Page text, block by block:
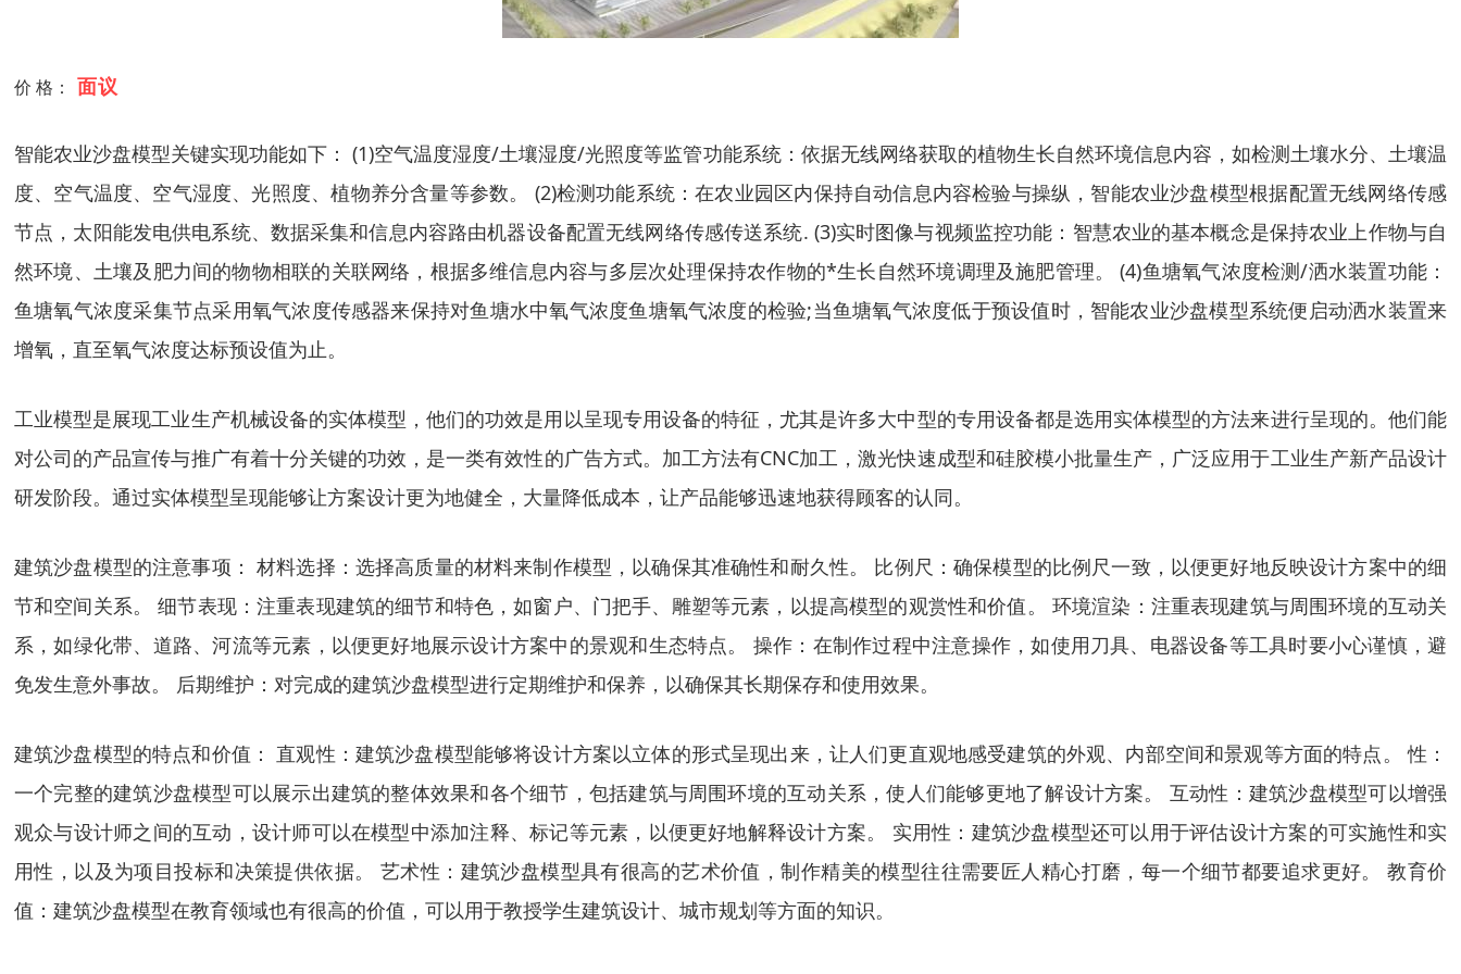
价 格： 面议
智能农业沙盘模型关键实现功能如下： (1)空气温度湿度/土壤湿度/光照度等监管功能系统：依据无线网络获取的植物生长自然环境信息内容，如检测土壤水分、土壤温
度、空气温度、空气湿度、光照度、植物养分含量等参数。 (2)检测功能系统：在农业园区内保持自动信息内容检验与操纵，智能农业沙盘模型根据配置无线网络传感
节点，太阳能发电供电系统、数据采集和信息内容路由机器设备配置无线网络传感传送系统. (3)实时图像与视频监控功能：智慧农业的基本概念是保持农业上作物与自
然环境、土壤及肥力间的物物相联的关联网络，根据多维信息内容与多层次处理保持农作物的*生长自然环境调理及施肥管理。 (4)鱼塘氧气浓度检测/洒水装置功能：
鱼塘氧气浓度采集节点采用氧气浓度传感器来保持对鱼塘水中氧气浓度鱼塘氧气浓度的检验;当鱼塘氧气浓度低于预设值时，智能农业沙盘模型系统便启动洒水装置来
增氧，直至氧气浓度达标预设值为止。
工业模型是展现工业生产机械设备的实体模型，他们的功效是用以呈现专用设备的特征，尤其是许多大中型的专用设备都是选用实体模型的方法来进行呈现的。他们能
对公司的产品宣传与推广有着十分关键的功效，是一类有效性的广告方式。加工方法有CNC加工，激光快速成型和硅胶模小批量生产，广泛应用于工业生产新产品设计
研发阶段。通过实体模型呈现能够让方案设计更为地健全，大量降低成本，让产品能够迅速地获得顾客的认同。
建筑沙盘模型的注意事项： 材料选择：选择高质量的材料来制作模型，以确保其准确性和耐久性。 比例尺：确保模型的比例尺一致，以便更好地反映设计方案中的细
节和空间关系。 细节表现：注重表现建筑的细节和特色，如窗户、门把手、雕塑等元素，以提高模型的观赏性和价值。 环境渲染：注重表现建筑与周围环境的互动关
系，如绿化带、道路、河流等元素，以便更好地展示设计方案中的景观和生态特点。 操作：在制作过程中注意操作，如使用刀具、电器设备等工具时要小心谨慎，避
免发生意外事故。 后期维护：对完成的建筑沙盘模型进行定期维护和保养，以确保其长期保存和使用效果。
建筑沙盘模型的特点和价值： 直观性：建筑沙盘模型能够将设计方案以立体的形式呈现出来，让人们更直观地感受建筑的外观、内部空间和景观等方面的特点。 性：
一个完整的建筑沙盘模型可以展示出建筑的整体效果和各个细节，包括建筑与周围环境的互动关系，使人们能够更地了解设计方案。 互动性：建筑沙盘模型可以增强
观众与设计师之间的互动，设计师可以在模型中添加注释、标记等元素，以便更好地解释设计方案。 实用性：建筑沙盘模型还可以用于评估设计方案的可实施性和实
用性，以及为项目投标和决策提供依据。 艺术性：建筑沙盘模型具有很高的艺术价值，制作精美的模型往往需要匠人精心打磨，每一个细节都要追求更好。 教育价
值：建筑沙盘模型在教育领域也有很高的价值，可以用于教授学生建筑设计、城市规划等方面的知识。